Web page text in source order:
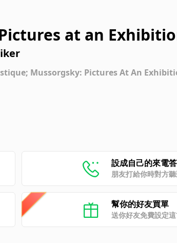
at an
Of The Chickens In
Mussorgsky: Pictures At An
Legacy: Volume 16)
設成自己的來電
朋友打給你時對方
幫你的好友買單
送你好友免費設定